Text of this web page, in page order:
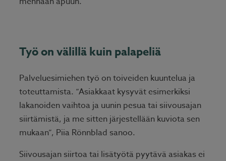
Työ on välillä kuin palapeliä
Palveluesimiehen työ on toiveiden kuuntelua ja
toteuttamista. “Asiakkaat kysyvät esimerkiksi
lakanoiden vaihtoa ja uunin pesua tai siivousajan
siirtämistä, ja me sitten järjestellään kuviota sen
mukaan”, Piia Rönnblad sanoo.
Siivousajan siirtoa tai lisätyötä pyytävä asiakas ei